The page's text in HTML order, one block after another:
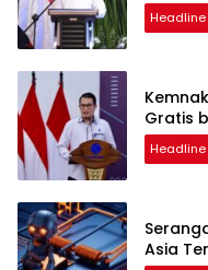
Headline
Gratis
Headline
Asia